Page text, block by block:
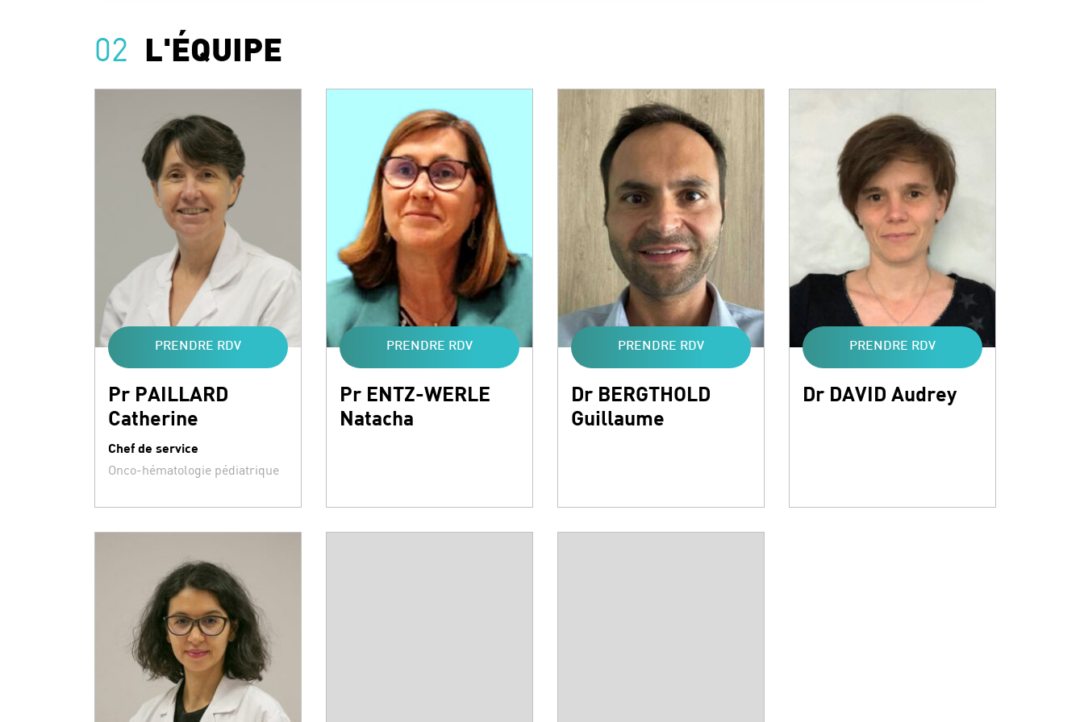
02 L'ÉQUIPE
Pr PAILLARD
Catherine
Chef de service
Spécialités :
Onco-hématologie pédiatrique
PRENDRE RDV
Pr ENTZ-WERLE
Natacha
PRENDRE RDV
Dr BERGTHOLD
Guillaume
PRENDRE RDV
Dr DAVID Audrey
PRENDRE RDV